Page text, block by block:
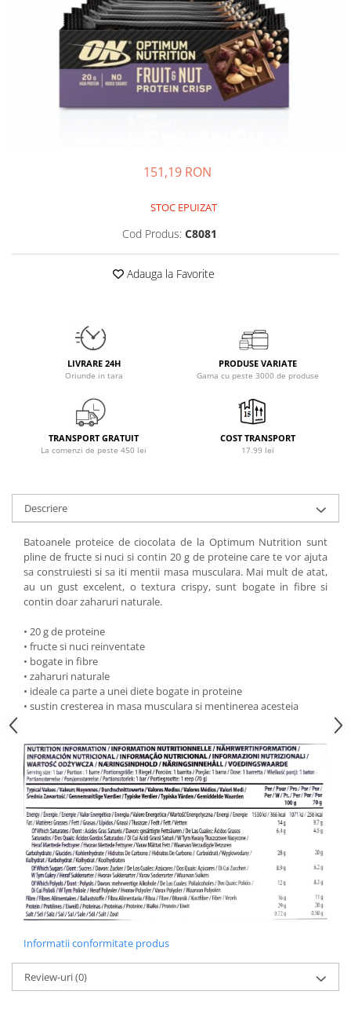
Vitamine bărbați / femei
Îngrijire personală
Kevin Levrone
Olimp Sport Nutrition
Optimum Nutrition
Power System
Pro Supps
Raw Nutrition
Revoflex
Rich Piana 5% Nutrition
RIPT
Scitec
Scivation
Skill Nutrition
Smart Shake
Swanson
Under Armour
Universal
Vitargo
Weider
Zenana
151,19 RON
STOC EPUIZAT
Cod Produs: C8081
Adauga la Favorite
LIVRARE 24H
Oriunde in tara
PRODUSE VARIATE
Gama cu peste 3000 de produse
TRANSPORT GRATUIT
La comenzi de peste 450 lei
COST TRANSPORT
17.99 lei
Descriere
Batoanele proteice de ciocolata de la Optimum Nutrition sunt
pline de fructe si nuci si contin 20 g de proteine care te vor ajuta
sa construiesti si sa iti mentii masa musculara. Mai mult de atat,
au un gust excelent, o textura crispy, sunt bogate in fibre si
contin doar zaharuri naturale.
• 20 g de proteine
• fructe si nuci reinventate
• bogate in fibre
• zaharuri naturale
• ideale ca parte a unei diete bogate in proteine
• sustin cresterea in masa musculara si mentinerea acesteia
Informatii conformitate produs
Review-uri(0)